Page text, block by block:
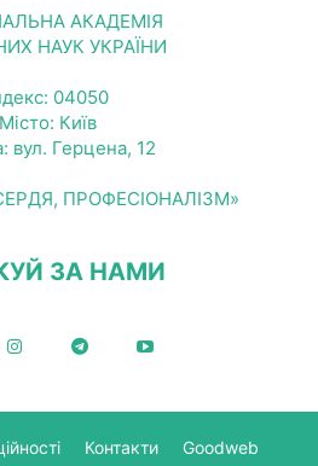
АКАДЕМІЯ
НАУК УКРАЇНИ
04050
Місто: Київ
вул. Герцена, 12
ПРОФЕСІОНАЛІЗМ»
ЗА НАМИ
Контакти Goodweb